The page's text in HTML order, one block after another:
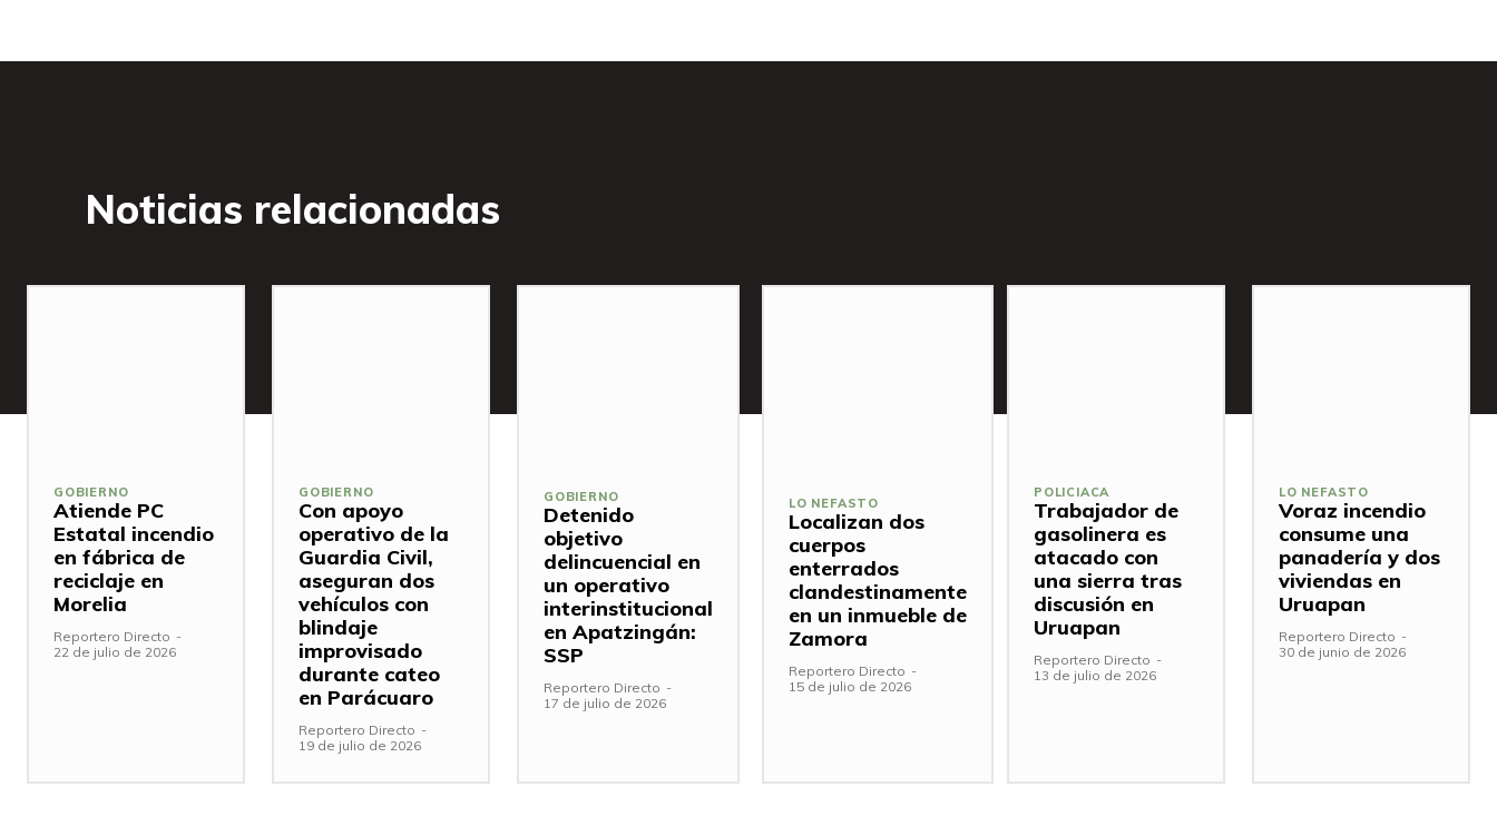
Noticias relacionadas
GOBIERNO
Atiende PC
Estatal incendio
en fábrica de
reciclaje en
Morelia
Reportero Directo -
22 de julio de 2026
GOBIERNO
Con apoyo
operativo de la
Guardia Civil,
aseguran dos
vehículos con
blindaje
improvisado
durante cateo
en Parácuaro
Reportero Directo -
19 de julio de 2026
GOBIERNO
Detenido
objetivo
delincuencial en
un operativo
interinstitucional
en Apatzingán:
SSP
Reportero Directo -
17 de julio de 2026
LO NEFASTO
Localizan dos
cuerpos
enterrados
clandestinamente
en un inmueble de
Zamora
Reportero Directo -
15 de julio de 2026
POLICIACA
Trabajador de
gasolinera es
atacado con
una sierra tras
discusión en
Uruapan
Reportero Directo -
13 de julio de 2026
LO NEFASTO
Voraz incendio
consume una
panadería y dos
viviendas en
Uruapan
Reportero Directo -
30 de junio de 2026